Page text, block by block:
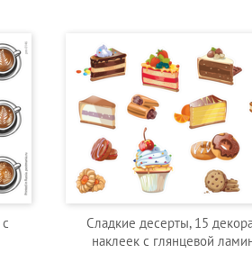
Сладкие десерты, 15
наклеек с глянцевой